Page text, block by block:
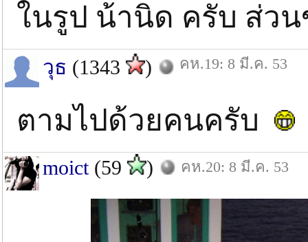
ในรูป น้านิด ครับ ส่ว
วุธ (1343 ) คห.19: 8 มี.ค. 53
ตามไปด้วยคนครับ
moict(59 ) คห.20: 8 มี.ค. 53